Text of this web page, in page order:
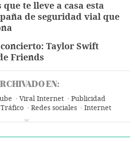
te lleve a casa esta
de seguridad vial que
Taylor Swift
Friends
EN:
Viral Internet
Publicidad
Tráfico Redes sociales
Internet